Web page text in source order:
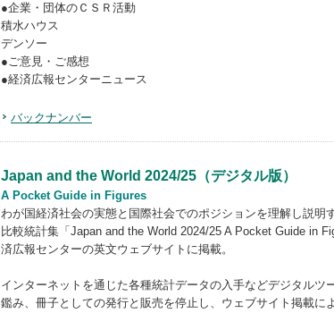
●企業・団体のＣＳＲ活動
積水ハウス
デンソー
●ご意見・ご感想
●経済広報センターニュース
バックナンバー
Japan and the World 2024/25（デジタル版）
A Pocket Guide in Figures
わが国経済社会の実態と国際社会でのポジションを理解し説明
比較統計集「Japan and the World 2024/25 A Pocket Guide in
済広報センターの英文ウェブサイトに掲載。
インターネットを通じた各種統計データの入手などデジタルツ
鑑み、冊子としての発行と販売を停止し、ウェブサイト掲載に